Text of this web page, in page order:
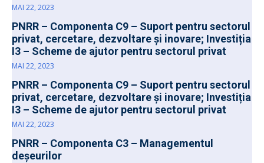
MAI 22, 2023
PNRR – Componenta C9 – Suport pentru sectorul
privat, cercetare, dezvoltare și inovare; Investiția
I3 – Scheme de ajutor pentru sectorul privat
MAI 22, 2023
PNRR – Componenta C9 – Suport pentru sectorul
privat, cercetare, dezvoltare și inovare; Investiția
I3 – Scheme de ajutor pentru sectorul privat
MAI 22, 2023
PNRR – Componenta C3 – Managementul
deșeurilor